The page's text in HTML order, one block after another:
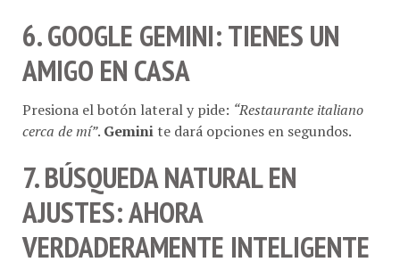
6. GOOGLE GEMINI: TIENES UN
AMIGO EN CASA
Presiona el botón lateral y pide: “Restaurante italiano
cerca de mí”. Gemini te dará opciones en segundos.
7. BÚSQUEDA NATURAL EN
AJUSTES: AHORA
VERDADERAMENTE INTELIGENTE